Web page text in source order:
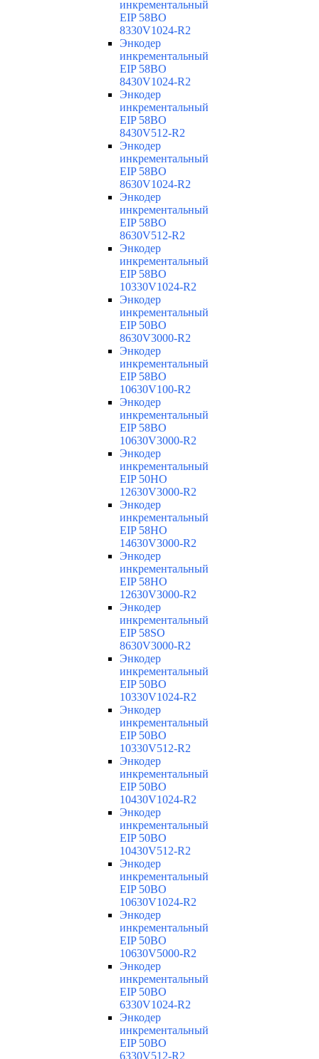
инкрементальный
EIP 58BO
8330V1024-R2
Энкодер
инкрементальный
EIP 58BO
8430V1024-R2
Энкодер
инкрементальный
EIP 58BO
8430V512-R2
Энкодер
инкрементальный
EIP 58BO
8630V1024-R2
Энкодер
инкрементальный
EIP 58BO
8630V512-R2
Энкодер
инкрементальный
EIP 58BO
10330V1024-R2
Энкодер
инкрементальный
EIP 50BO
8630V3000-R2
Энкодер
инкрементальный
EIP 58BO
10630V100-R2
Энкодер
инкрементальный
EIP 58BO
10630V3000-R2
Энкодер
инкрементальный
EIP 50HO
12630V3000-R2
Энкодер
инкрементальный
EIP 58HO
14630V3000-R2
Энкодер
инкрементальный
EIP 58HO
12630V3000-R2
Энкодер
инкрементальный
EIP 58SO
8630V3000-R2
Энкодер
инкрементальный
EIP 50BO
10330V1024-R2
Энкодер
инкрементальный
EIP 50BO
10330V512-R2
Энкодер
инкрементальный
EIP 50BO
10430V1024-R2
Энкодер
инкрементальный
EIP 50BO
10430V512-R2
Энкодер
инкрементальный
EIP 50BO
10630V1024-R2
Энкодер
инкрементальный
EIP 50BO
10630V5000-R2
Энкодер
инкрементальный
EIP 50BO
6330V1024-R2
Энкодер
инкрементальный
EIP 50BO
6330V512-R2